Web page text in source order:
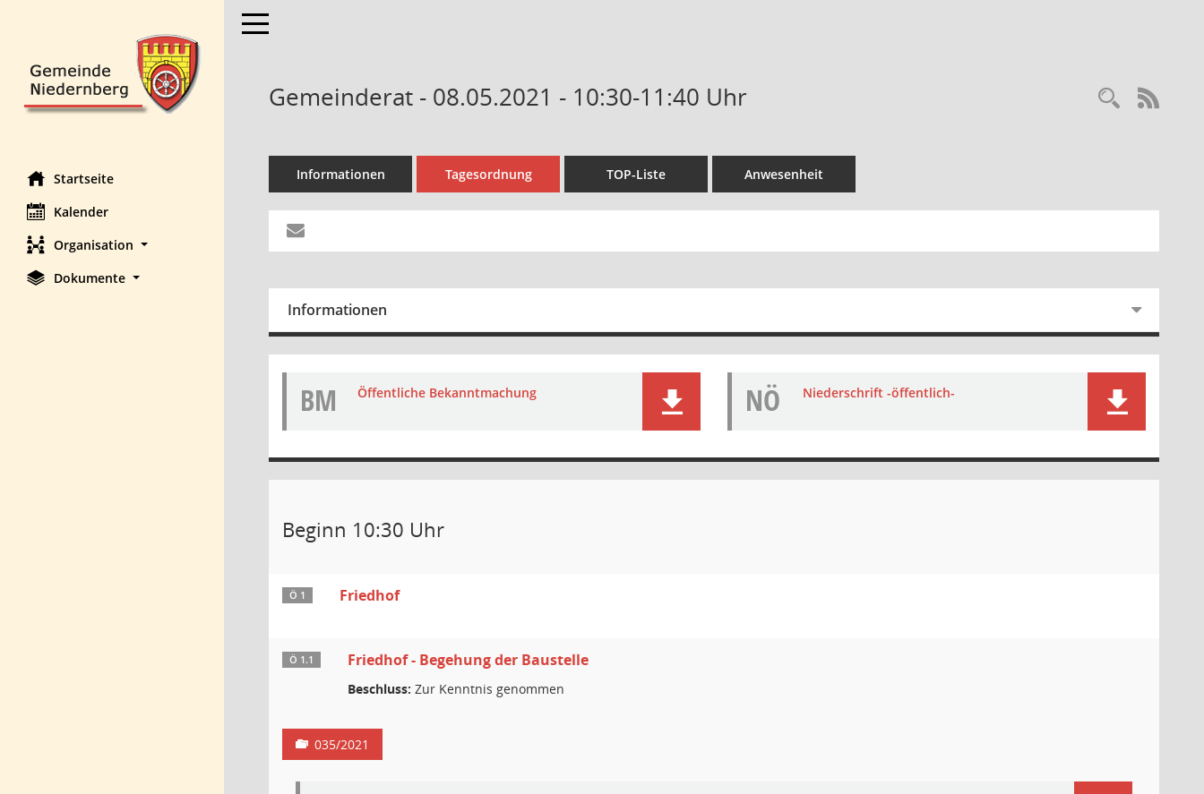
Startseite
Kalender
Organisation
Dokumente
Toggle navigation
Gemeinderat - 08.05.2021 - 10:30-11:40 Uhr
Informationen Tagesordnung TOP-Liste Anwesenheit
Informationen
BM Öffentliche Bekanntmachung NÖ Niederschrift -öffentlich-
Beginn 10:30 Uhr
Ö 1 Friedhof
Ö 1.1 Friedhof - Begehung der Baustelle
Beschluss: Zur Kenntnis genommen
035/2021